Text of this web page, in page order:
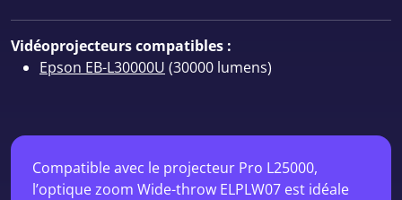
Vidéoprojecteurs compatibles :
Epson EB-L30000U (30000 lumens)
Compatible avec le projecteur Pro L25000,
l’optique zoom Wide-throw ELPLW07 est idéale